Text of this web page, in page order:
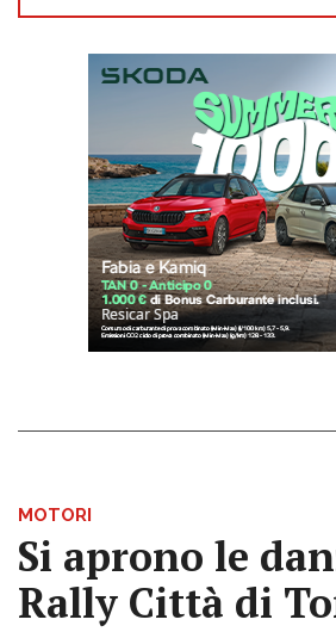
MOTORI
Si aprono le
Rally Città di